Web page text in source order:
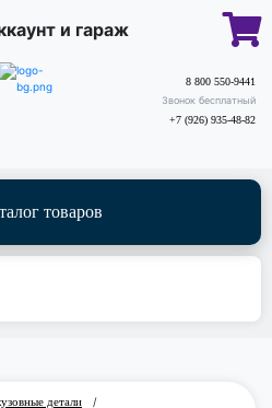
и гараж
8 800 550-9441
Звонок бесплатный
+7 (926) 935-48-82
товаров
детали
/